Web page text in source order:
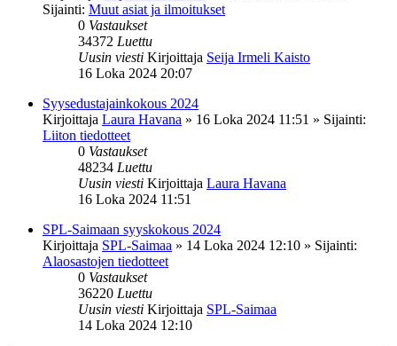
Sijainti: Muut asiat ja ilmoitukset
0 Vastaukset
34372 Luettu
Uusin viesti Kirjoittaja Seija Irmeli Kaisto
16 Loka 2024 20:07
Syysedustajainkokous 2024
Kirjoittaja Laura Havana » 16 Loka 2024 11:51 » Sijainti:
Liiton tiedotteet
0 Vastaukset
48234 Luettu
Uusin viesti Kirjoittaja Laura Havana
16 Loka 2024 11:51
SPL-Saimaan syyskokous 2024
Kirjoittaja SPL-Saimaa » 14 Loka 2024 12:10 » Sijainti:
Alaosastojen tiedotteet
0 Vastaukset
36220 Luettu
Uusin viesti Kirjoittaja SPL-Saimaa
14 Loka 2024 12:10